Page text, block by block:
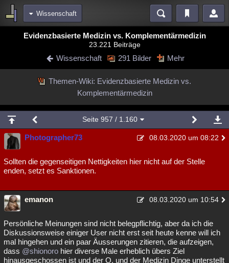
Wissenschaft
Bereiche
Diskussionen Blogs Videos
meine Rubriken
Wissenschaft Politik Mystery
Spiritualität Verschwörungen Technologie Ufologie
Natur Umfragen
Philosophie Träume
Astronomie Helpdesk Gruppen Gaming Filme
Musik
Übersichten
Besucht Teilgenommen Alle Neue Geschlossen
Lesenswert Schlüsselwörter
Evidenzbasierte Medizin vs. Komplementärmedizin
23.221 Beiträge
Wissenschaft 291 Bilder Mehr
Themen-Wiki: Evidenzbasierte Medizin vs.
Komplementärmedizin
Seite 957 / 1.160
Photographer73 08.03.2020 um 08:22
Sollten die gegenseitigen Nettigkeiten hier nicht auf der Stelle
enden, setzt es Sanktionen.
emanon 08.03.2020 um 10:54
Persönliche Meinungen sind nicht belegpflichtig, aber da ich die
Diskussionsweise einiger User nicht erst seit heute kenne will ich
mal hingehen und ein paar Äusserungen zitieren, die aufzeigen,
dass @shionoro hier diverse Male erheblich übers Ziel
hinausgeschossen ist und der O. und der Medizin Dinge unterstellt